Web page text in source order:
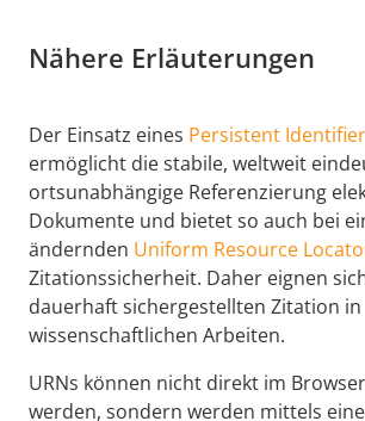
Nähere Erläuterungen
Der Einsatz eines Persistent
ermöglicht die stabile, weltweit
ortsunabhängige Referenzierung
Dokumente und bietet so auch bei
ändernden Uniform Resource
Zitationssicherheit. Daher eignen
dauerhaft sichergestellten Zitation in
wissenschaftlichen Arbeiten.
URNs können nicht direkt im
werden, sondern werden mittels